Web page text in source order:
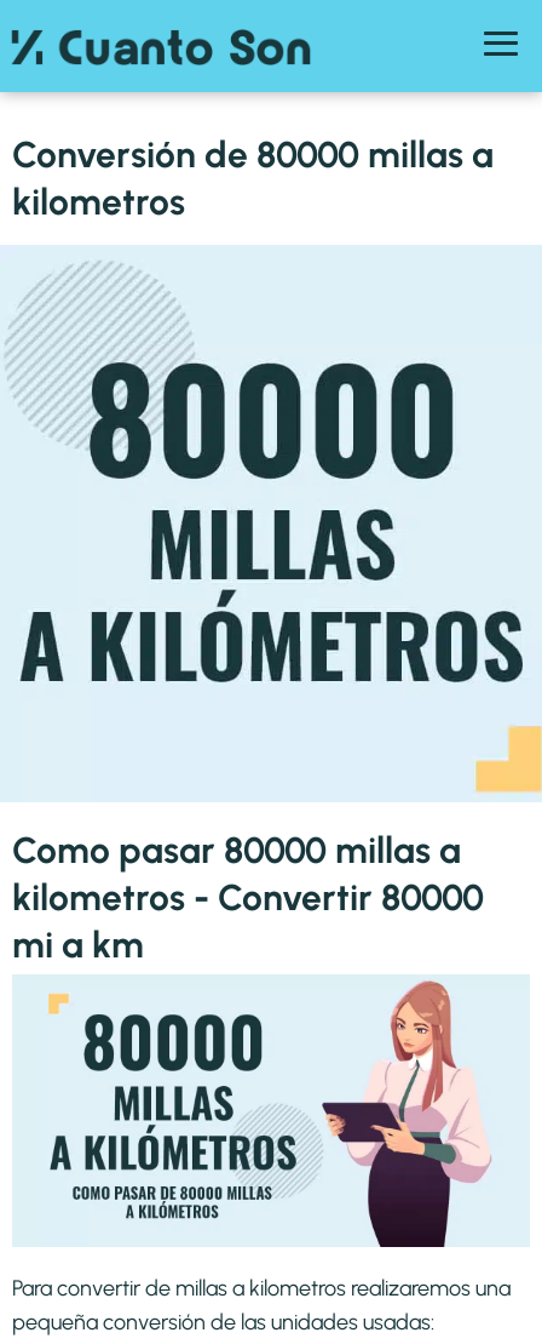
Conversión de 80000 millas a
kilometros
Como pasar 80000 millas a
kilometros - Convertir 80000
mi a km
Para convertir de millas a kilometros realizaremos una
pequeña conversión de las unidades usadas: